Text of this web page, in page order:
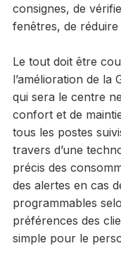
consignes, de
fenêtres, de
Le tout doit être
l’amélioration de la
qui sera le centre
confort et de
tous les postes
travers d’une
précis des
des alertes en cas
programmables
préférences des
simple pour le